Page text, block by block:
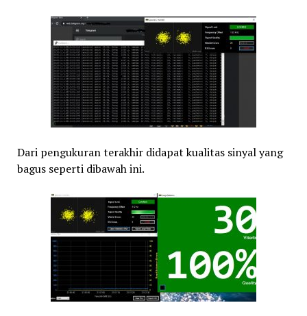
Dari pengukuran terakhir didapat kualitas sinyal yang
bagus seperti dibawah ini.